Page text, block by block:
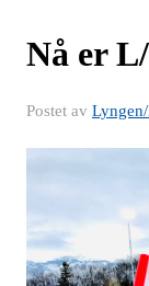
Nå er
Postet av